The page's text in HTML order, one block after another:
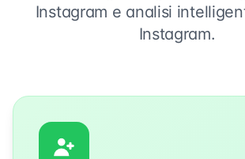
Instagram e analisi
Instagram.